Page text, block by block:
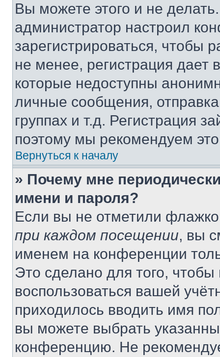
Вы можете этого и не
администратор настроил
зарегистрироваться, чтобы
не менее, регистрация
которые недоступны
личные сообщения,
группах и т.д. Регистрация
поэтому мы рекомендуем
Вернуться к началу
» Почему мне
имени и пароля?
Если вы не отметили
при каждом посещении, вы
именем на конференции
Это сделано для того, чтобы
воспользоваться вашей
приходилось вводить имя
вы можете выбрать
конференцию. Не